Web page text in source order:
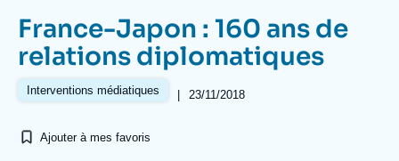
Navigation
principale
L'Ifri
Analyses
France-Japon : 160 ans de
relations diplomatiques
Interventions médiatiques | 23/11/2018
Ajouter à mes favoris